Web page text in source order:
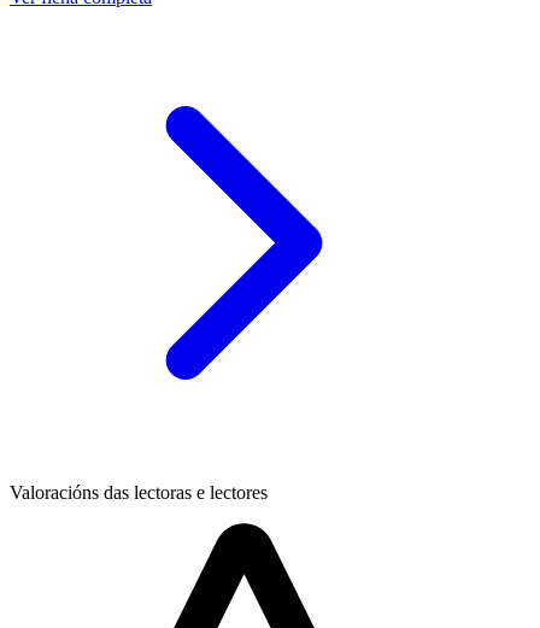
Valoracións das lectoras e lectores